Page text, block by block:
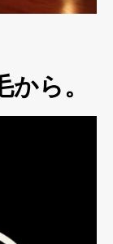
ら。